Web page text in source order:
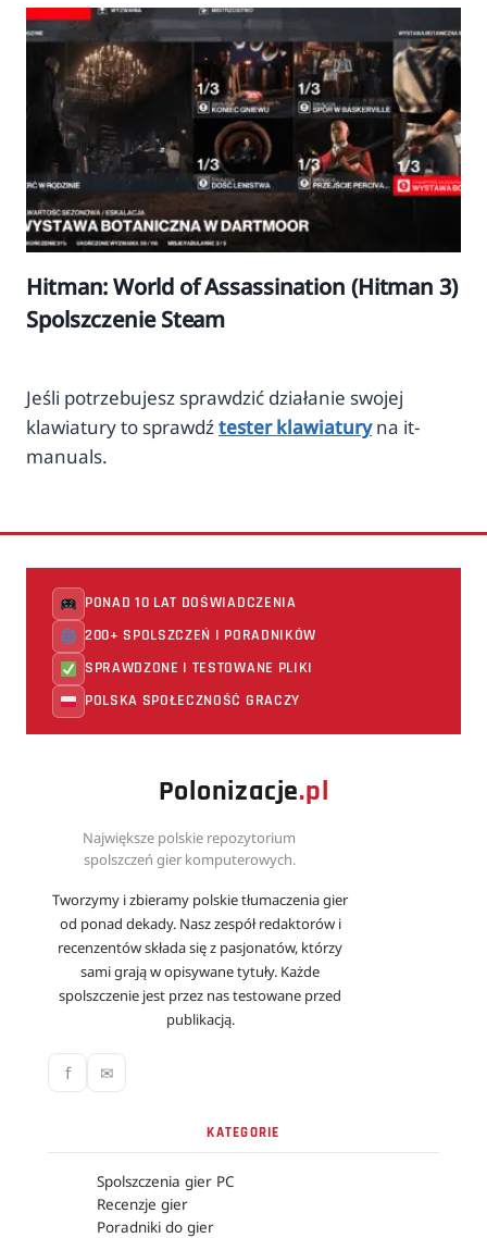
Hitman: World of Assassination (Hitman 3)
Spolszczenie Steam
Jeśli potrzebujesz sprawdzić działanie swojej
klawiatury to sprawdźtester klawiaturyna it-
manuals.
PONAD 10 LAT DOŚWIADCZENIA
200+ SPOLSZCZEŃ I PORADNIKÓW
SPRAWDZONE I TESTOWANE PLIKI
POLSKA SPOŁECZNOŚĆ GRACZY
Polonizacje.pl
Największe polskie repozytorium
spolszczeń gier komputerowych.
Tworzymy i zbieramy polskie tłumaczenia gier
od ponad dekady. Nasz zespół redaktorów i
recenzentów składa się z pasjonatów, którzy
sami grają w opisywane tytuły. Każde
spolszczenie jest przez nas testowane przed
publikacją.
f ✉
KATEGORIE
Spolszczenia gier PC
Recenzje gier
Poradniki do gier